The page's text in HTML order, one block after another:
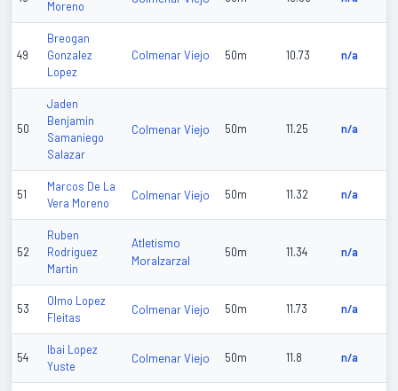
Moreno
49
Breogan
Gonzalez
Lopez
Colmenar Viejo 50m 10.73 n/a
50
Jaden
Benjamin
Samaniego
Salazar
Colmenar Viejo 50m 11.25 n/a
51
Marcos De La
Vera Moreno
Colmenar Viejo 50m 11.32 n/a
52
Ruben
Rodriguez
Martin
Atletismo
Moralzarzal
50m 11.34 n/a
53
Olmo Lopez
Fleitas
Colmenar Viejo 50m 11.73 n/a
54
Ibai Lopez
Yuste
Colmenar Viejo 50m 11.8 n/a